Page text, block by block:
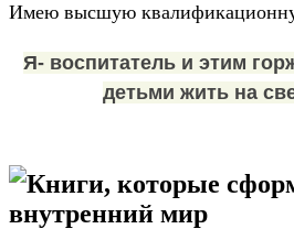
Имею высшую
Я- воспитатель и этим
детьми жить на
Книги, которые
внутренний мир